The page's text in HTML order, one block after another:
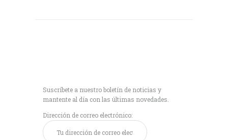
Suscríbete a nuestro boletín de noticias y
mantente al día con las últimas novedades.
Dirección de correo electrónico: